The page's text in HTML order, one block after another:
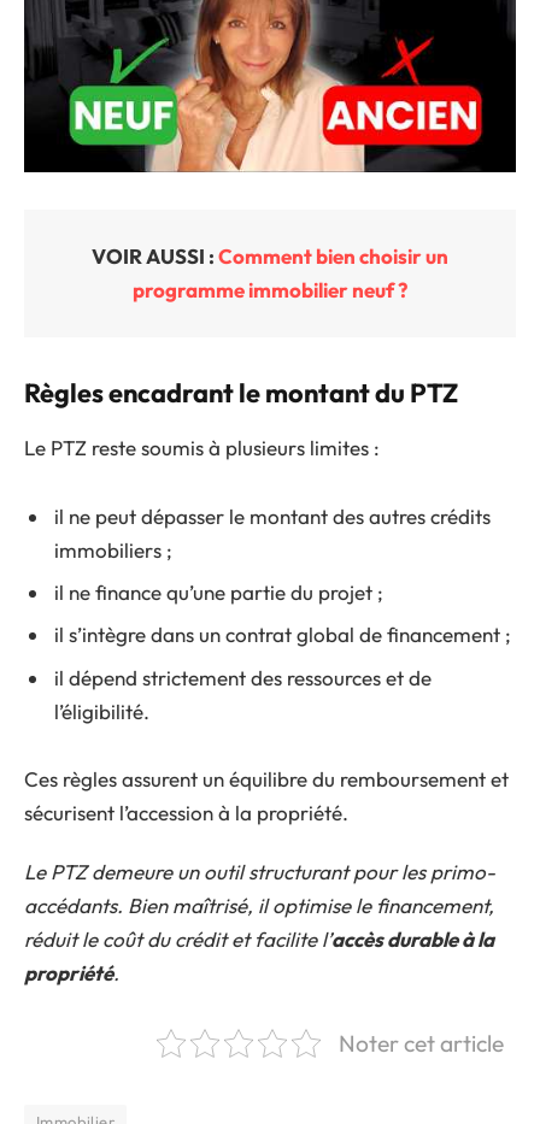
VOIR AUSSI :Comment bien choisir un
programme immobilier neuf ?
Règles encadrant le montant du PTZ
Le PTZ reste soumis à plusieurs limites :
il ne peut dépasser le montant des autres crédits
immobiliers ;
il ne finance qu’une partie du projet ;
il s’intègre dans un contrat global de financement ;
il dépend strictement des ressources et de
l’éligibilité.
Ces règles assurent un équilibre du remboursement et
sécurisent l’accession à la propriété.
Le PTZ demeure un outil structurant pour les primo-
accédants. Bien maîtrisé, il optimise le financement,
réduit le coût du crédit et facilite l’accès durable à la
propriété.
Noter cet article